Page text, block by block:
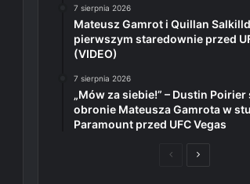
7 sierpnia 2026
Mateusz Gamrot i Quillan
pierwszym staredownie przed
(VIDEO)
7 sierpnia 2026
„Mów za siebie!” – Dustin Poirier
obronie Mateusza Gamrota w
Paramount przed UFC Vegas
PoprzedniaNastępna